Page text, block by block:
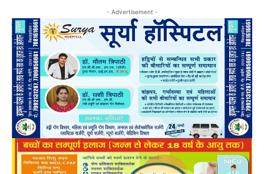
- Advertisement -